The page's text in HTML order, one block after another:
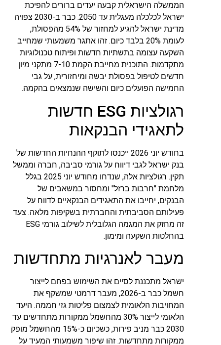
הממשלה הישראלית קבעה יעדים ברורים להפיכת
ישראל לכלכלה מעגלית עד 2050. כבר ב-2030 צפויה
מדינת ישראל להגיע למחזור של 54% מהפסולת,
לעומת 20% בלבד כיום. זהו אתגר משמעותי שמחייב
השקעה עצומה בתשתיות חדשות ופיתוח טכנולוגיות
מתקדמות. התוכנית מחייבת הקמת 7-10 מתקני מיון
חדשים לטיפול בפסולת יבשה ומיחזורית, על גבי
החמישה הפועלים כיום והשישה שנמצאים בהקמה.
רגולציות ESG חדשות
לתאגידי הבנקאות
בחודש יוני 2026 ייכנסו לתוקף ההנחיות החדשות של
בנק ישראל לגבי דיווח על גורמי סביבה, חברה וממשל
תקין. רגולציות אלה, שנדחו מחודש יוני 2025 בגלל
מלחמת "חרבות ברזל" ומחסור במשאבים של
הבנקים, יחייבו את התאגידים הבנקאיים לדווח על
פעילותם הסביבתית והחברתית בשקיפות מלאה. צעד
זה מחזק את המגמה הגלובלית לשילוב גורמי ESG
בהחלטות השקעה ומימון.
מעבר לאנרגיות מתחדשות
ישראל מתכננת לסיים את השימוש בפחם לייצור
חשמל כבר ב-2026, מעבר דרמטי שמשקף את
המחויבות הלאומית לצמצום פליטות גזי חממה. היעד
הלאומי לייצור 30% מהחשמל ממקורות מתחדשים עד
2030 כבר מניב פירות, כשכיום כ-15% מהחשמל מופק
ממקורות מתחדשות. זהו שיפור משמעותי המעיד על